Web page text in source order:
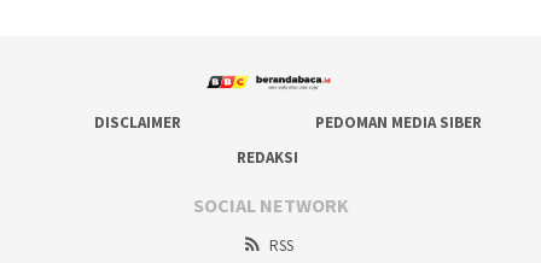
DISCLAIMER
PEDOMAN MEDIA SIBER
REDAKSI
SOCIAL NETWORK
RSS